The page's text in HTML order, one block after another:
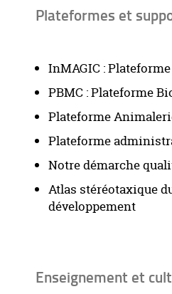
Plateformes et
InMAGIC :
PBMC : Plateforme
Plateforme
Plateforme
Notre démarche
Atlas stéréotaxique
développement
Enseignement et